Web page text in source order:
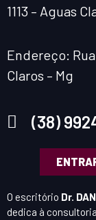
1113 – Aguas
Endereço:
Claros – Mg
(38)
O escritório Dr.
dedica à